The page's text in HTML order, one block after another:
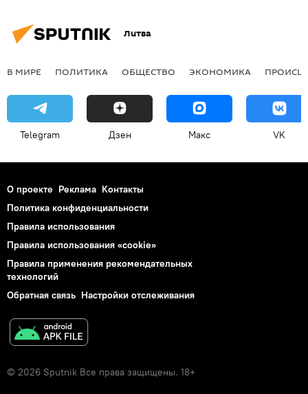
Литва
В МИРЕ ПОЛИТИКА ОБЩЕСТВО ЭКОНОМИКА
Telegram Дзен Макс VK
О проекте Реклама Контакты
Политика конфиденциальности
Правила использования
Правила использования «cookie»
Правила применения рекомендательных
технологий
Обратная связь Настройки отслеживания
© 2026 Sputnik Все права защищены. 18+